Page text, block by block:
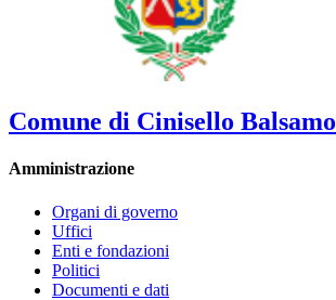
Comune di Cinisello Balsamo
Amministrazione
Organi di governo
Uffici
Enti e fondazioni
Politici
Documenti e dati